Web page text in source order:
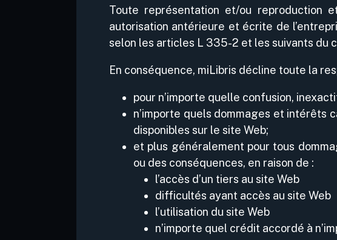
Toute représentation et/ou reproduction
autorisation antérieure et écrite de
selon les articles L 335-2 et les suivants du
En conséquence, miLibris décline toute la
pour n’importe quelle confusion,
n’importe quels dommages et intérêts
disponibles sur le site Web;
et plus généralement pour tous
ou des conséquences, en raison de :
l’accès d’un tiers au site Web
difficultés ayant accès au site Web
l’utilisation du site Web
n’importe quel crédit accordé à